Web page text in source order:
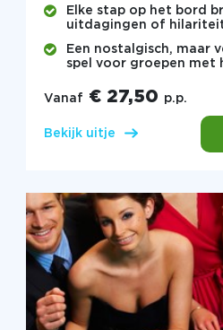
Elke stap op het bord
uitdagingen of
Een nostalgisch, maar
spel voor groepen met
Vanaf € 27,50 p.p.
Bekijk uitje